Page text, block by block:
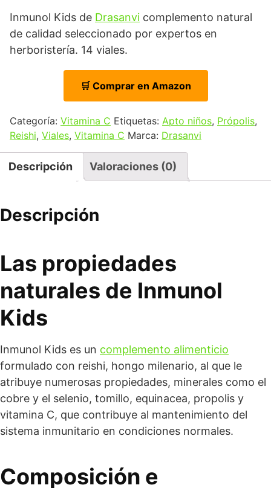
Inmunol Kids de Drasanvi complemento natural
de calidad seleccionado por expertos en
herboristería. 14 viales.
🛒 Comprar en Amazon
Categoría: Vitamina C Etiquetas: Apto niños, Própolis,
Reishi, Viales, Vitamina C Marca: Drasanvi
Descripción Valoraciones (0)
Descripción
Las propiedades
naturales de Inmunol
Kids
Inmunol Kids es un complemento alimenticio
formulado con reishi, hongo milenario, al que le
atribuye numerosas propiedades, minerales como el
cobre y el selenio, tomillo, equinacea, propolis y
vitamina C, que contribuye al mantenimiento del
sistema inmunitario en condiciones normales.
Composición e